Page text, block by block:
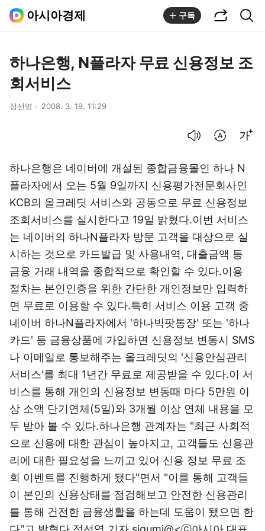
아시아경제 구독
하나은행, N플라자 무료 신용정보 조
회서비스
정선영 2008. 3. 19. 11:29
하나은행은 네이버에 개설된 종합금융몰인 하나 N
플라자에서 오는 5월 9일까지 신용평가전문회사인
KCB의 올크레딧 서비스와 공동으로 무료 신용정보
조회서비스를 실시한다고 19일 밝혔다.이번 서비스
는 네이버의 하나N플라자 방문 고객을 대상으로 실
시하는 것으로 카드발급 및 사용내역, 대출금액 등
금융 거래 내역을 종합적으로 확인할 수 있다.이용
절차는 본인인증을 위한 간단한 개인정보만 입력하
면 무료로 이용할 수 있다.특히 서비스 이용 고객 중
네이버 하나N플라자에서 '하나빅팟통장' 또는 '하나
카드' 등 금융상품에 가입하면 신용정보 변동시 SMS
나 이메일로 통보해주는 올크레딧의 '신용안심관리
서비스'를 최대 1년간 무료로 제공받을 수 있다.이 서
비스를 통해 개인의 신용정보 변동때 마다 5만원 이
상 소액 단기연체(5일)와 3개월 이상 연체 내용을 모
두 받아 볼 수 있다.하나은행 관계자는 "최근 사회적
으로 신용에 대한 관심이 높아지고, 고객들도 신용관
리에 대한 필요성을 느끼고 있어 신용 정보 무료 조
회 이벤트를 진행하게 됐다"면서 "이를 통해 고객들
이 본인의 신용상태를 점검해보고 안전한 신용관리
를 통해 건전한 금융생활을 하는데 도움이 됐으면 한